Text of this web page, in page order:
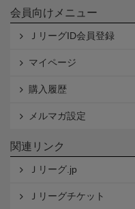
会員向けメニュー
ＪリーグID会員登録
マイページ
購入履歴
メルマガ設定
関連リンク
Ｊリーグ.jp
Ｊリーグチケット